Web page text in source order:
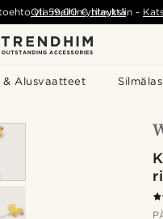
Alusvaatteet
yli 59,00 €tilauksiin -
Ota meihin yhteyttä